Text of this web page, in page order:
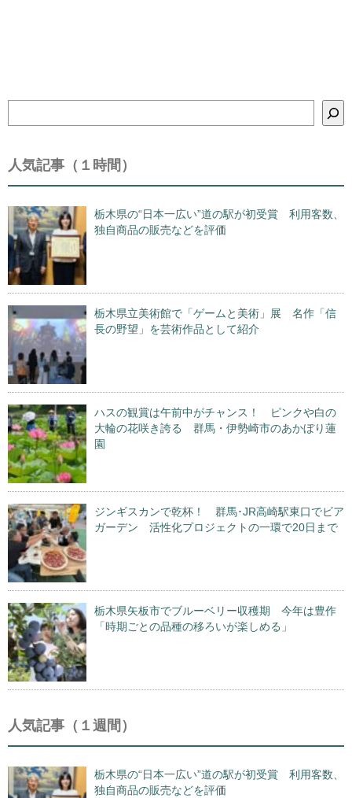
索
人気記事（１時間）
栃木県の“日本一広い”道の駅が初受賞 利用客数、
独自商品の販売などを評価
栃木県立美術館で「ゲームと美術」展 名作「信
長の野望」を芸術作品として紹介
ハスの観賞は午前中がチャンス！ ピンクや白の
大輪の花咲き誇る 群馬・伊勢崎市のあかぼり蓮
園
ジンギスカンで乾杯！ 群馬･JR高崎駅東口でビア
ガーデン 活性化プロジェクトの一環で20日まで
栃木県矢板市でブルーベリー収穫期 今年は豊作
「時期ごとの品種の移ろいが楽しめる」
人気記事（１週間）
栃木県の“日本一広い”道の駅が初受賞 利用客数、
独自商品の販売などを評価